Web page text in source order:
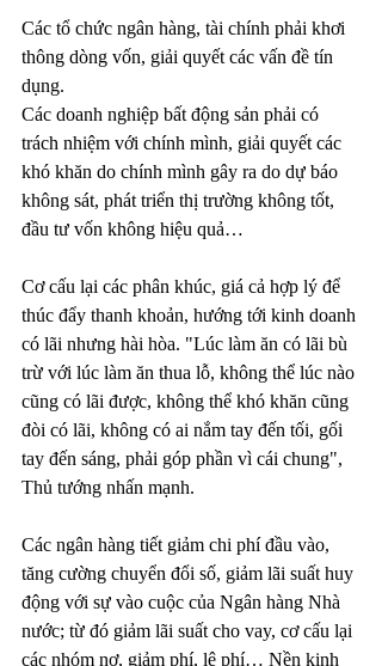
Các tổ chức ngân hàng, tài chính phải khơi
thông dòng vốn, giải quyết các vấn đề tín
dụng.
Các doanh nghiệp bất động sản phải có
trách nhiệm với chính mình, giải quyết các
khó khăn do chính mình gây ra do dự báo
không sát, phát triển thị trường không tốt,
đầu tư vốn không hiệu quả…
Cơ cấu lại các phân khúc, giá cả hợp lý để
thúc đẩy thanh khoản, hướng tới kinh doanh
có lãi nhưng hài hòa. "Lúc làm ăn có lãi bù
trừ với lúc làm ăn thua lỗ, không thể lúc nào
cũng có lãi được, không thể khó khăn cũng
đòi có lãi, không có ai nắm tay đến tối, gối
tay đến sáng, phải góp phần vì cái chung",
Thủ tướng nhấn mạnh.
Các ngân hàng tiết giảm chi phí đầu vào,
tăng cường chuyển đổi số, giảm lãi suất huy
động với sự vào cuộc của Ngân hàng Nhà
nước; từ đó giảm lãi suất cho vay, cơ cấu lại
các nhóm nợ, giảm phí, lệ phí… Nền kinh